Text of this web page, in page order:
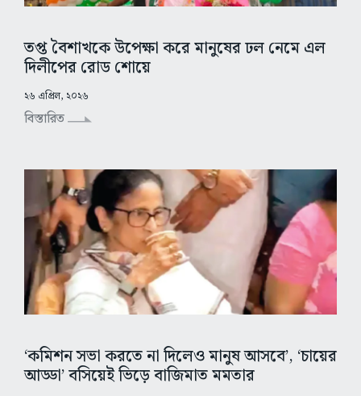
তপ্ত বৈশাখকে উপেক্ষা করে মানুষের ঢল নেমে এল
দিলীপের রোড শোয়ে
২৬ এপ্রিল, ২০২৬
বিস্তারিত
‘কমিশন সভা করতে না দিলেও মানুষ আসবে’, ‘চায়ের
আড্ডা’ বসিয়েই ভিড়ে বাজিমাত মমতার